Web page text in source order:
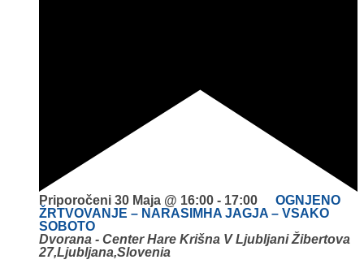
Priporočeni 30 Maja @ 16:00 - 17:00
OGNJENO
ŽRTVOVANJE – NARASIMHA JAGJA – VSAKO
SOBOTO
Dvorana - Center Hare Krišna V LjubljaniŽibertova
27,Ljubljana,Slovenia